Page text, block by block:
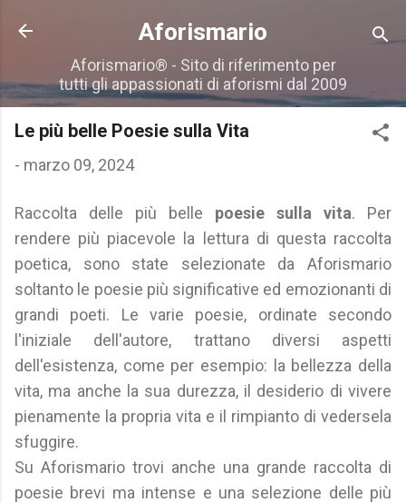
Passa ai contenuti principali
Aforismario
Aforismario® - Sito di riferimento per
tutti gli appassionati di aforismi dal 2009
Le più belle Poesie sulla Vita
- marzo 09, 2024
Raccolta delle più belle poesie sulla vita. Per
rendere più piacevole la lettura di questa raccolta
poetica, sono state selezionate da Aforismario
soltanto le poesie più significative ed emozionanti di
grandi poeti. Le varie poesie, ordinate secondo
l'iniziale dell'autore, trattano diversi aspetti
dell'esistenza, come per esempio: la bellezza della
vita, ma anche la sua durezza, il desiderio di vivere
pienamente la propria vita e il rimpianto di vedersela
sfuggire.
Su Aforismario trovi anche una grande raccolta di
poesie brevi ma intense e una selezione delle più